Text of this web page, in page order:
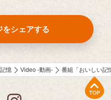
をシェアする
憶 Video -動画- 番組「おいしい